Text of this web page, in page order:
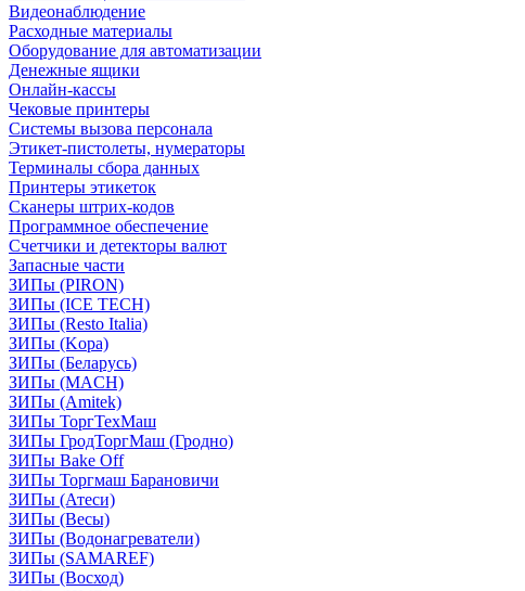
Видеонаблюдение
Расходные материалы
Оборудование для автоматизации
Денежные ящики
Онлайн-кассы
Чековые принтеры
Системы вызова персонала
Этикет-пистолеты, нумераторы
Терминалы сбора данных
Принтеры этикеток
Сканеры штрих-кодов
Программное обеспечение
Счетчики и детекторы валют
Запасные части
ЗИПы (PIRON)
ЗИПы (ICE TECH)
ЗИПы (Resto Italia)
ЗИПы (Kopa)
ЗИПы (Беларусь)
ЗИПы (MACH)
ЗИПы (Amitek)
ЗИПы ТоргТехМаш
ЗИПы ГродТоргМаш (Гродно)
ЗИПы Bake Off
ЗИПы Торгмаш Барановичи
ЗИПы (Атеси)
ЗИПы (Весы)
ЗИПы (Водонагреватели)
ЗИПы (SAMAREF)
ЗИПы (Восход)